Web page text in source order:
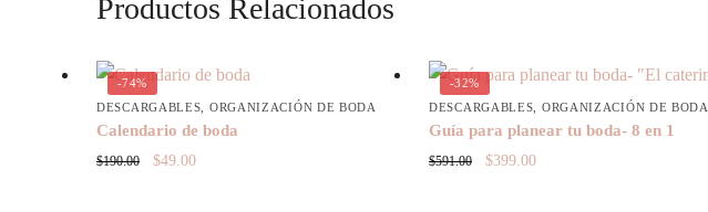
Productos Relacionados
-74%
DESCARGABLES
ORGANIZACIÓN DE BODA
Calendario de boda
$190.00
Original
$49.00Current
-32%
DESCARGABLES
ORGANIZACIÓN DE BODA
Guía para planear tu boda- 8 en 1
$591.00
Original
$399.00Current